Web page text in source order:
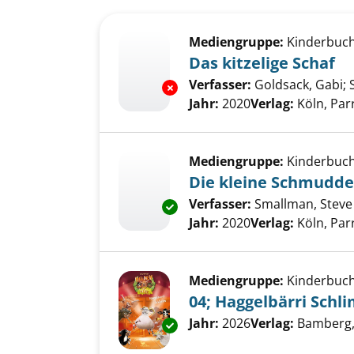
Exemplar-Details von Das
Mediengruppe:
Das kitzelige Schaf
Verfasser: Goldsack, Gabi;
Jahr: 2020Verlag: Köln,
Exemplar-Details von Die
Mediengruppe:
Die kleine
Verfasser: Smallman, Steve
Jahr: 2020Verlag: Köln,
Exemplar-Details von 04;
Mediengruppe:
04; Haggelbärri
Suche nach diesem
Jahr: 2026Verlag: